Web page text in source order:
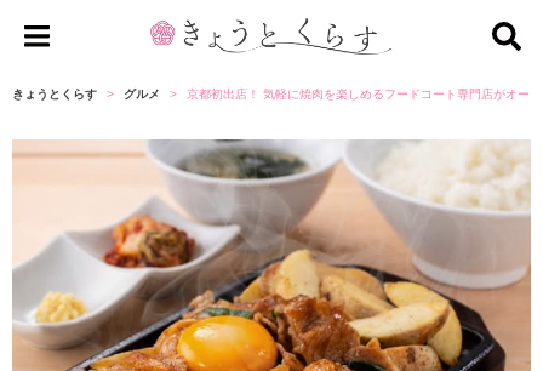
ょ
と
ら
す
きょうとくらす グルメ 京都初出店！ 気軽に焼肉を楽しめるフードコート専門店がオー